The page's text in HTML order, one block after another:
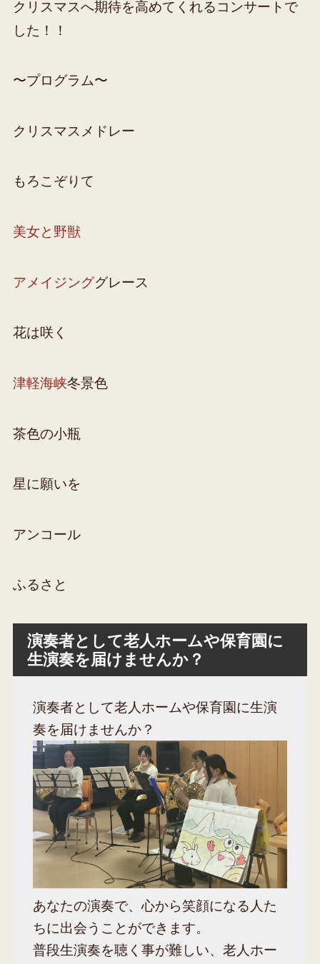
クリスマスへ期待を高めてくれるコンサートで
した！！
〜プログラム〜
クリスマスメドレー
もろこぞりて
美女と野獣
アメイジンググレース
花は咲く
津軽海峡冬景色
茶色の小瓶
星に願いを
アンコール
ふるさと
演奏者として老人ホームや保育園に
生演奏を届けませんか？
演奏者として老人ホームや保育園に生演
奏を届けませんか？
あなたの演奏で、心から笑顔になる人た
ちに出会うことができます。
普段生演奏を聴く事が難しい、老人ホー